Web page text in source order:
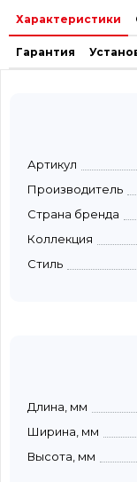
Характеристики
Гарантия
Артикул
Производитель
Страна бренда
Коллекция
Стиль
Длина, мм
Ширина, мм
Высота, мм